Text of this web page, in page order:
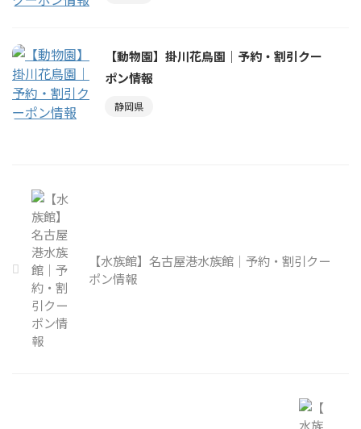
【動物園】掛川花鳥園｜予約・割引クー
ポン情報
静岡県
【水族館】名古屋港水族館｜予約・割引クー
ポン情報